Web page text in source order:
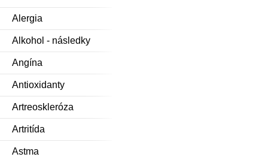
Alergia
Alkohol - následky
Angína
Antioxidanty
Artreoskleróza
Artritída
Astma